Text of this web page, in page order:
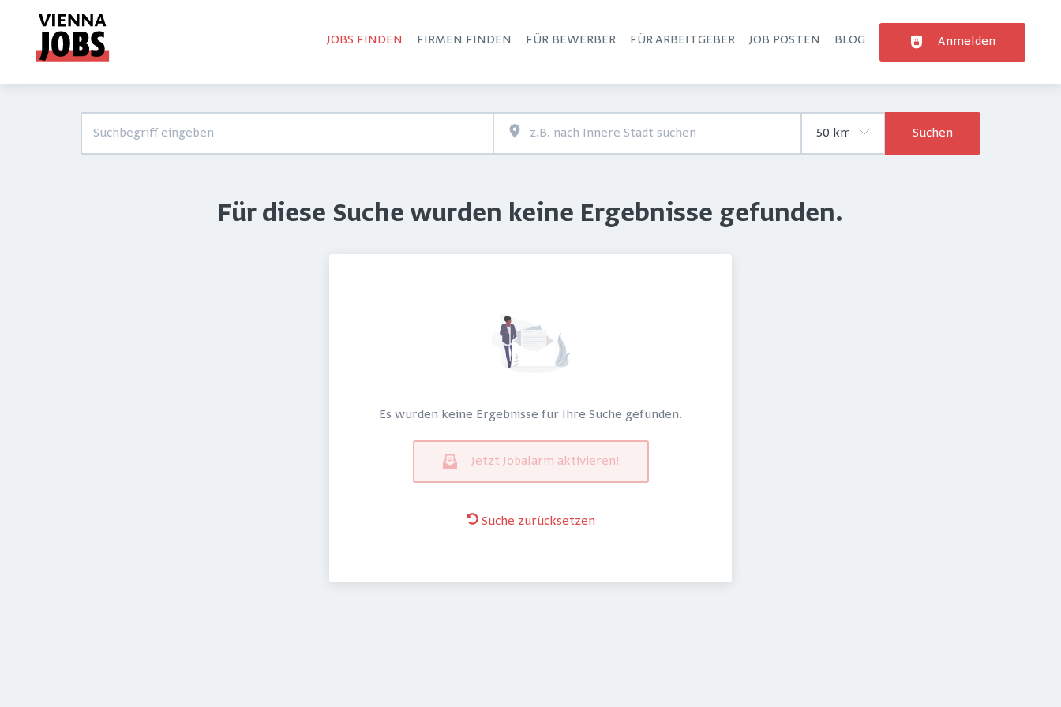
JOBS FINDEN FIRMEN FINDEN FÜR BEWERBER FÜR ARBEITGEBER JOB POSTEN BLOG Anmelden
Suchen
Für diese Suche wurden keine Ergebnisse gefunden.
Es wurden keine Ergebnisse für Ihre Suche gefunden.
Jetzt Jobalarm aktivieren!
Suche zurücksetzen